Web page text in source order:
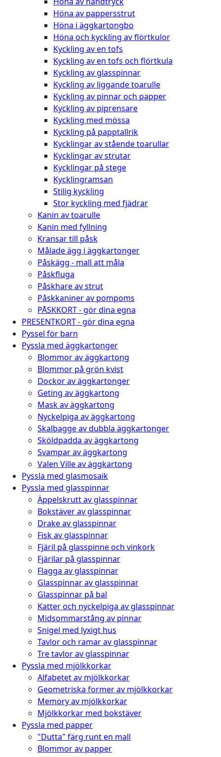
Höna av pappersstrut
Höna i äggkartongbo
Höna och kyckling av flörtkulor
Kyckling av en tofs
Kyckling av en tofs och flörtkula
Kyckling av glasspinnar
Kyckling av liggande toarulle
Kyckling av pinnar och papper
Kyckling av piprensare
Kyckling med mössa
Kyckling på papptallrik
Kycklingar av stående toarullar
Kycklingar av strutar
Kycklingar på stege
Kycklingramsan
Stilig kyckling
Stor kyckling med fjädrar
Kanin av toarulle
Kanin med fyllning
Kransar till påsk
Målade ägg i äggkartonger
Påskägg - mall att måla
Påskfluga
Påskhare av strut
Påskkaniner av pompoms
PÅSKKORT - gör dina egna
PRESENTKORT - gör dina egna
Pyssel för barn
Pyssla med äggkartonger
Blommor av äggkartong
Blommor på grön kvist
Dockor av äggkartonger
Geting av äggkartong
Mask av äggkartong
Nyckelpiga av äggkartong
Skalbagge av dubbla äggkartonger
Sköldpadda av äggkartong
Svampar av äggkartong
Valen Ville av äggkartong
Pyssla med glasmosaik
Pyssla med glasspinnar
Äppelskrutt av glasspinnar
Bokstäver av glasspinnar
Drake av glasspinnar
Fisk av glasspinnar
Fjäril på glasspinne och vinkork
Fjärilar på glasspinnar
Flagga av glasspinnar
Glasspinnar av glasspinnar
Glasspinnar på bal
Katter och nyckelpiga av glasspinnar
Midsommarstång av pinnar
Snigel med lyxigt hus
Tavlor och ramar av glasspinnar
Tre tavlor av glasspinnar
Pyssla med mjölkkorkar
Alfabetet av mjölkkorkar
Geometriska former av mjölkkorkar
Memory av mjölkkorkar
Mjölkkorkar med bokstäver
Pyssla med papper
"Dutta" färg runt en mall
Blommor av papper